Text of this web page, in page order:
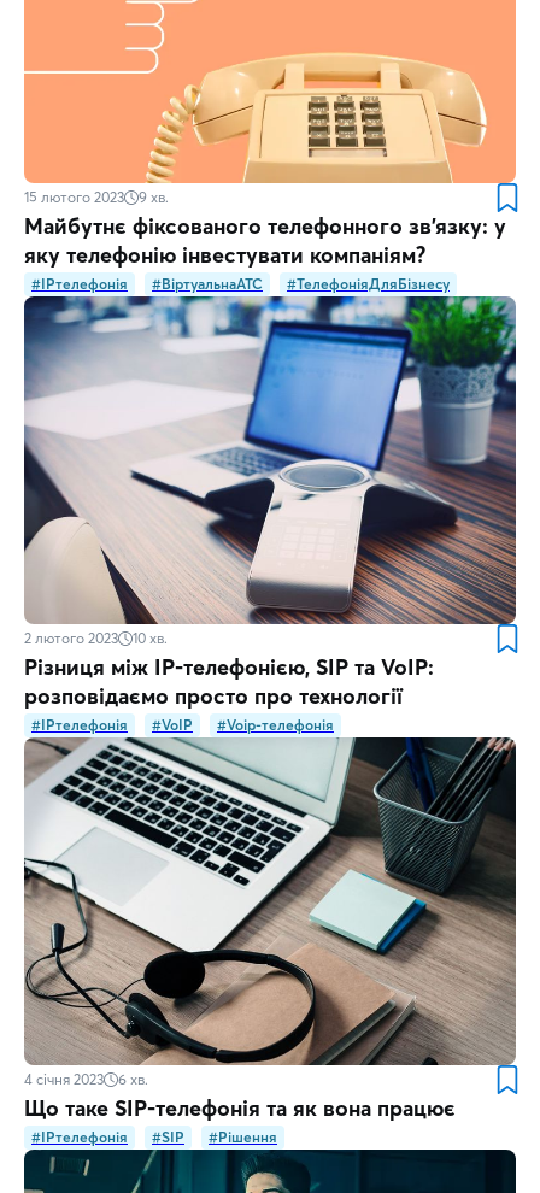
15 лютого 2023 9 хв.
Майбутнє фіксованого телефонного зв’язку: у
яку телефонію інвестувати компаніям?
#IPтелефонія #ВіртуальнаATC #ТелефоніяДляБізнесу
2 лютого 2023 10 хв.
Різниця між IP-телефонією, SIP та VoIP:
розповідаємо просто про технології
#IPтелефонія #VoIP #Voip-телефонія
4 січня 2023 6 хв.
Що таке SIP-телефонія та як вона працює
#IPтелефонія #SIP #Рішення